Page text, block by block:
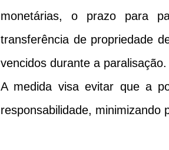
monetárias, o prazo para
transferência de propriedade
vencidos durante a paralisação.
A medida visa evitar que a
responsabilidade, minimizando